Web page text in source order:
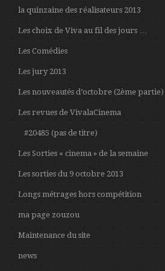
la quinzaine des réalisateurs 2013
Les choix de Viva au fil des jours …
Les Comédies
Les jury 2013
Les nouveautés d’octobre (2ème partie)
Les revues de VivalaCinema
#20485 (pas de titre)
Les Sorties « cinema » de la semaine
Les sorties du 9 octobre 2013
Longs métrages hors compétition
ma page zouzou
Maintenance du site
news